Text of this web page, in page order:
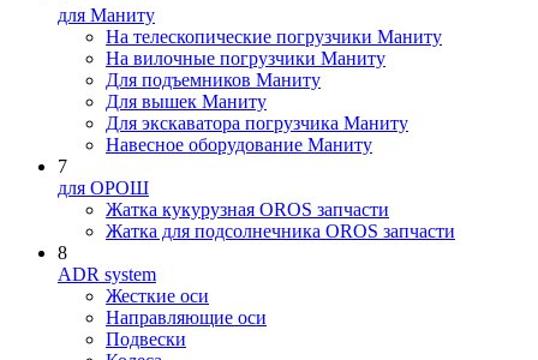
для Маниту
На телескопические погрузчики Маниту
На вилочные погрузчики Маниту
Для подъемников Маниту
Для вышек Маниту
Для экскаватора погрузчика Маниту
Навесное оборудование Маниту
7
для ОРОШ
Жатка кукурузная OROS запчасти
Жатка для подсолнечника OROS запчасти
8
ADR system
Жесткие оси
Направляющие оси
Подвески